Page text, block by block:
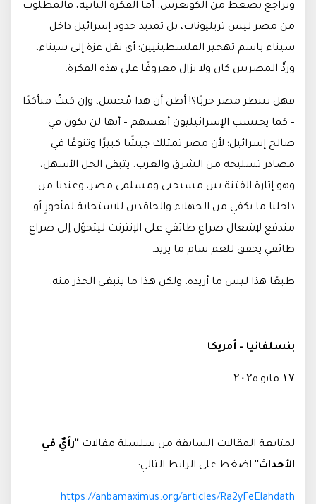
وتراجع بضغط من الكونغرس. أما الفكرة الثانية، فالمطلوب
من مصر ليس تريليونات، بل تمديد حدود إسرائيل داخل
سيناء باسم تهجير الفلسطينيين؛ أي نقل غزة إلى سيناء،
وردُّ المصريين كان ولا يزال معروفًا على هذه الفكرة.
فهل تنتظر مصر حربًا؟! أظن أن هذا مُحتمل، وإن كنتُ متأكدًا
– كما يحتسب الإسرائيليون أنفسهم – أنها لن تكون في
صالح إسرائيل؛ لأن مصر تمتلك جيشًا كبيرًا وتنوعًا في
مصادر تسليحه من الشرق والغرب. يتبقى الحل الأسهل،
وهو إثارة الفتنة بين مسيحيي ومسلمي مصر، وعندنا من
داخلنا ما يكفي من الجهلاء والحاقدين للاستجابة لمأجورٍ أو
مندفع لإشعال صراع طائفي على الإنترنت ليتحوّل إلى صراع
طائفي يحقق للعم سام ما يريد.
طبعًا هذا ليس ما أريده، ولكن هذا ما ينبغي الحذر منه.
بنسلفانيا – أمريكا
۱۷ مايو ۲۰۲٥
لمتابعة المقالات السابقة من سلسلة مقالات "رأيٌ في
الأحداث" اضغط على الرابط التالي:
https://anbamaximus.org/articles/Ra2yFeElahdath